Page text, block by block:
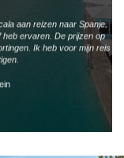
aan reizen naar Spanje.
ervaren. De prijzen op
Ik heb voor mijn reis